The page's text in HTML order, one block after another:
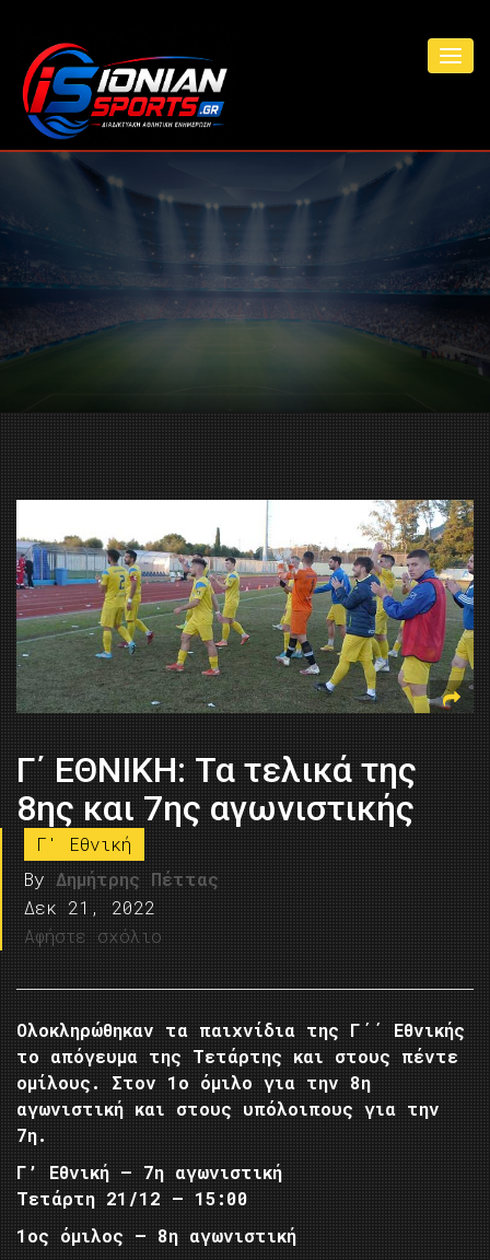
Γ΄ ΕΘΝΙΚΗ: Τα τελικά της
8ης και 7ης αγωνιστικής
Γ' Εθνική
By Δημήτρης Πέττας
Δεκ 21, 2022
Αφήστε σχόλιο
Ολοκληρώθηκαν τα παιχνίδια της Γ΄΄ Εθνικής
το απόγευμα της Τετάρτης και στους πέντε
ομίλους. Στον 1ο όμιλο για την 8η
αγωνιστική και στους υπόλοιπους για την
7η.
Γ’ Εθνική – 7η αγωνιστική
Τετάρτη 21/12 – 15:00
1ος όμιλος – 8η αγωνιστική